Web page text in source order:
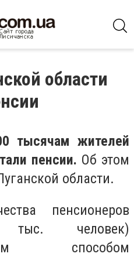
области
тысячам жителей
пенсии. Об этом
области.
пенсионеров
человек)
способом